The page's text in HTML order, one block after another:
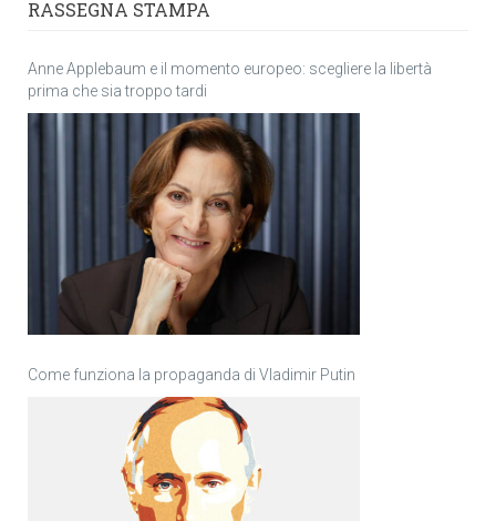
RASSEGNA STAMPA
Anne Applebaum e il momento europeo: scegliere la libertà
prima che sia troppo tardi
Come funziona la propaganda di Vladimir Putin